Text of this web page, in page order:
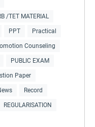
/TET MATERIAL
PPT Practical
Counseling
PUBLIC EXAM
Paper
Record
REGULARISATION